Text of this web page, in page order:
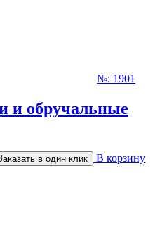
№: 1901
и обручальные
в один клик В корзину